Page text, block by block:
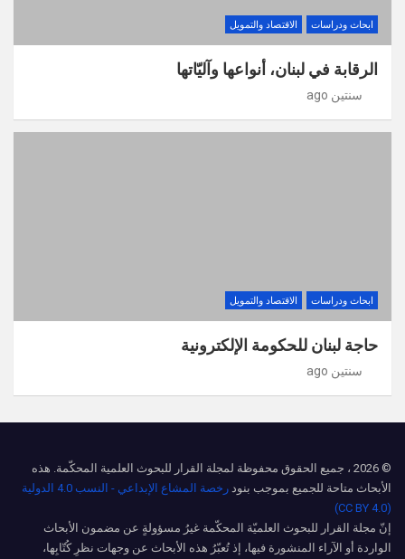
ابحاث ودراسات الاقتصاد والتمويل
الرقابة في لبنان، أنواعها وآليّاتها
سنتين ago
ابحاث ودراسات الاقتصاد والتمويل
حاجة لبنان للحكومة الإلكترونية
سنتين ago
© 2026 ، جميع الحقوق محفوظة لمجلة القرار للبحوث العلمية المحكّمة. هذه
الأبحاث متاحة للجميع بموجب بنود
رخصة المشاع الإبداعي - النسب 4.0 الدولية
(CC BY 4.0)
إنّ مجلة القرار للبحوث العلميّة المحكّمة غيرُ مسؤولةٍ عن مضمون الأبحاث
الواردة أو الآراء المنشورة فيها، إذ تُعبّرُ هذه الأبحاث عن وجهات نظرِ كُتّابِها،